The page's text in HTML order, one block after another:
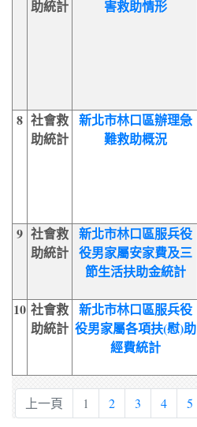
助統計
害救助情形
8 社會救
助統計
新北市林口區辦理急
難救助概況
9 社會救
助統計
新北市林口區服兵役
役男家屬安家費及三
節生活扶助金統計
10 社會救
助統計
新北市林口區服兵役
役男家屬各項扶(慰)助
經費統計
上一頁 1 2 3 4 5